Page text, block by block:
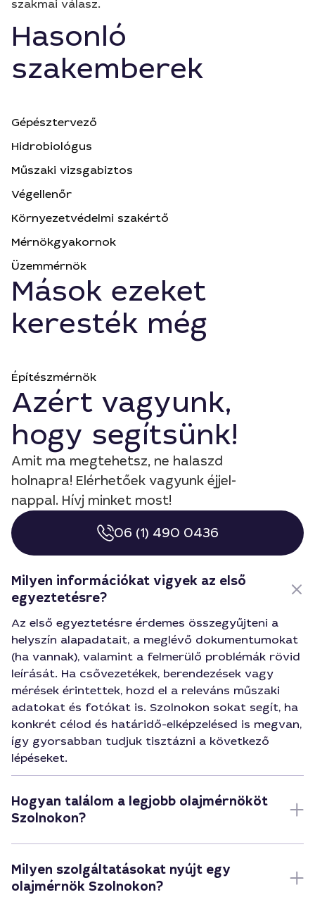
szakmai válasz.
Hasonló
szakemberek
Gépésztervező
Hidrobiológus
Műszaki vizsgabiztos
Végellenőr
Környezetvédelmi szakértő
Mérnökgyakornok
Üzemmérnök
Mások ezeket
keresték még
Építészmérnök
Azért vagyunk,
hogy segítsünk!
Amit ma megtehetsz, ne halaszd
holnapra! Elérhetőek vagyunk éjjel-
nappal. Hívj minket most!
06 (1) 490 0436
Milyen információkat vigyek az első
egyeztetésre?
Az első egyeztetésre érdemes összegyűjteni a
helyszín alapadatait, a meglévő dokumentumokat
(ha vannak), valamint a felmerülő problémák rövid
leírását. Ha csővezetékek, berendezések vagy
mérések érintettek, hozd el a releváns műszaki
adatokat és fotókat is. Szolnokon sokat segít, ha
konkrét célod és határidő-elképzelésed is megvan,
így gyorsabban tudjuk tisztázni a következő
lépéseket.
Hogyan találom a legjobb olajmérnököt
Szolnokon?
Milyen szolgáltatásokat nyújt egy
olajmérnök Szolnokon?